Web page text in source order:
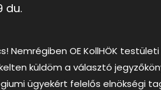
du.
Nemrégiben OE KollHÖK
küldöm a választó
ügyekért felelős elnökségi